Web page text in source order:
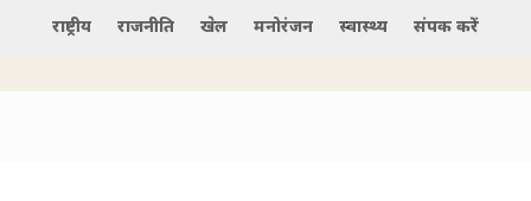
राष्ट्रीय राजनीति खेल मनोरंजन स्वास्थ्य संपर्क करें